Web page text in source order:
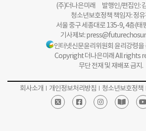
(주)더나은미래 발행인/편집인:
청소년보호정책 책임자: 정
서울 중구 세종대로 135-9, 4층(태
기사제보:
인터넷신문윤리위원회 윤리강령을
Copyright 더나은미래 All rights
무단 전재 및 재배포 금지.
회사소개 개인정보처리방침 청소년보호정책